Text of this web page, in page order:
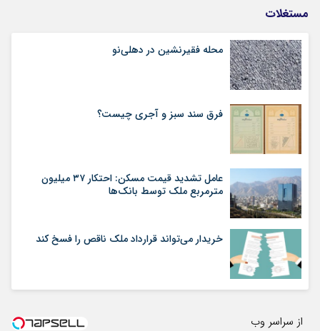
مستغلات
محله فقیرنشین در دهلی‏‌نو
فرق سند سبز و آجری چیست؟
عامل تشدید قیمت مسکن: احتکار ۳۷ میلیون
مترمربع ملک توسط بانک‌ها
خریدار می‌تواند قرارداد ملک ناقص را فسخ کند
از سراسر وب